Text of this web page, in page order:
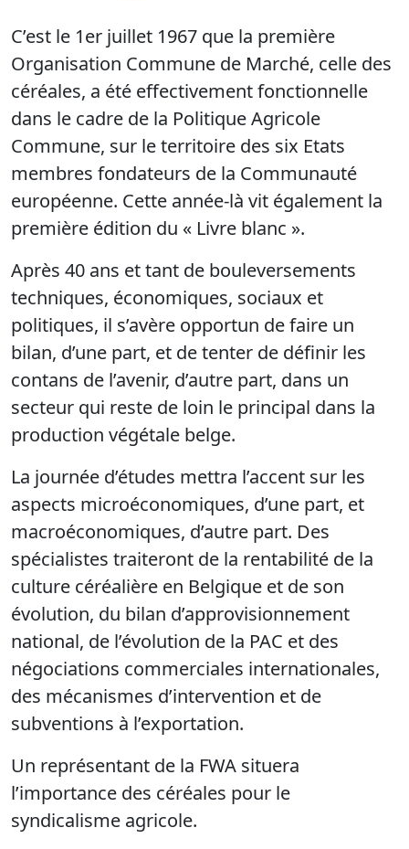
C’est le 1er juillet 1967 que la première
Organisation Commune de Marché, celle des
céréales, a été effectivement fonctionnelle
dans le cadre de la Politique Agricole
Commune, sur le territoire des six Etats
membres fondateurs de la Communauté
européenne. Cette année-là vit également la
première édition du « Livre blanc ».
Après 40 ans et tant de bouleversements
techniques, économiques, sociaux et
politiques, il s’avère opportun de faire un
bilan, d’une part, et de tenter de définir les
contans de l’avenir, d’autre part, dans un
secteur qui reste de loin le principal dans la
production végétale belge.
La journée d’études mettra l’accent sur les
aspects microéconomiques, d’une part, et
macroéconomiques, d’autre part. Des
spécialistes traiteront de la rentabilité de la
culture céréalière en Belgique et de son
évolution, du bilan d’approvisionnement
national, de l’évolution de la PAC et des
négociations commerciales internationales,
des mécanismes d’intervention et de
subventions à l’exportation.
Un représentant de la FWA situera
l’importance des céréales pour le
syndicalisme agricole.